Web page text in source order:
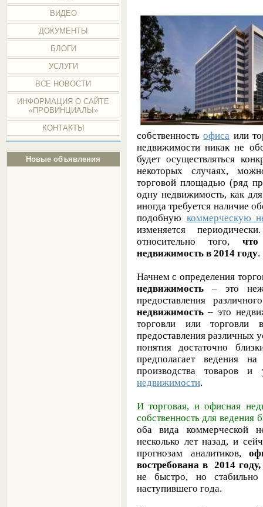
ВИДЕО
ДОКУМЕНТЫ
БЛОГИ
УСЛУГИ
ВСЕ НОВОСТИ
ИНФОРМАЦИЯ О САЙТЕ
«ПРОВИНЦИАЛЫ»
КОНТАКТЫ
Новые объявления
собственностьофиса или
недвижимости никак не
будет осуществляться
некоторых случаях,
торговой площадью (ряд
одну недвижимость, как
иногда требуется наличие
подобную коммерческую
изменяется
относительно того, что
недвижимость в 2014 году
Начнем с определения
недвижимость– это
предоставления
недвижимость– это
торговли или
предоставления различных
понятия достаточно
предполагает ведения
производства товаров
недвижимости.
И торговая, и офисная
собственность для ведения
оба вида коммерческой
несколько лет назад, и
прогнозам аналитиков,
востребована в 2014
не быстро, но стабильно
наступившего года.